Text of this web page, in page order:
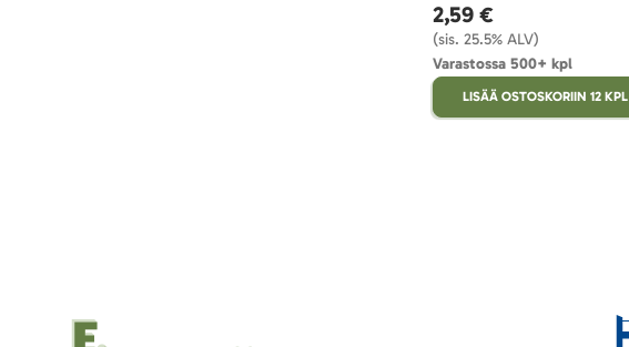
2,59 €
(sis. 25.5% ALV)
Varastossa 500+ kpl
LISÄÄ OSTOSKORIIN 12 KPL